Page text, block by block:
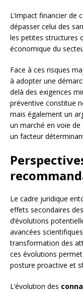
L’impact financier de
dépasser celui des
les petites structures
économique du
Face à ces risques
à adopter une
delà des exigences
préventive constitue
mais également un
un marché en voie
un facteur
Le cadre juridique
effets secondaires
d’évolutions
avancées
transformation des
ces évolutions
posture proactive et
L’évolution des